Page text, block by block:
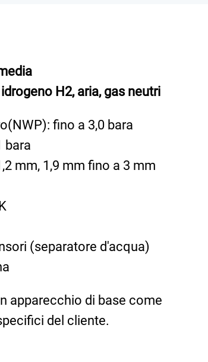
H2, aria, gas neutri
fino a 3,0 bara
bara
mm, 1,9 mm fino a 3 mm
(separatore d'acqua)
apparecchio di base come
del cliente.